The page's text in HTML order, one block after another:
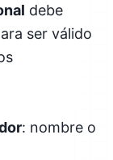
debe
ser válido
: nombre o